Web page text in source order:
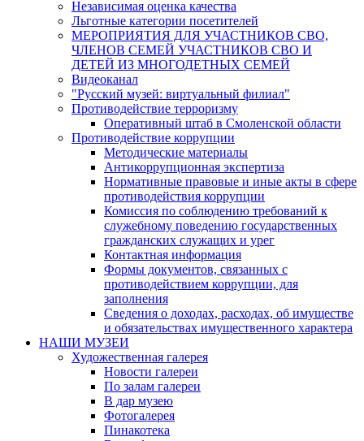
Независимая оценка качества
Льготные категории посетителей
МЕРОПРИЯТИЯ ДЛЯ УЧАСТНИКОВ СВО,
ЧЛЕНОВ СЕМЕЙ УЧАСТНИКОВ СВО И
ДЕТЕЙ ИЗ МНОГОДЕТНЫХ СЕМЕЙ
Видеоканал
"Русский музей: виртуальный филиал"
Противодействие терроризму
Оперативный штаб в Смоленской области
Противодействие коррупции
Методические материалы
Антикоррупционная экспертиза
Нормативные правовые и иные акты в сфере
противодействия коррупции
Комиссия по соблюдению требований к
служебному поведению государственных
гражданских служащих и урег
Контактная информация
Формы документов, связанных с
противодействием коррупции, для
заполнения
Сведения о доходах, расходах, об имуществе
и обязательствах имущественного характера
НАШИ МУЗЕИ
Художественная галерея
Новости галереи
По залам галереи
В дар музею
Фотогалерея
Пинакотека